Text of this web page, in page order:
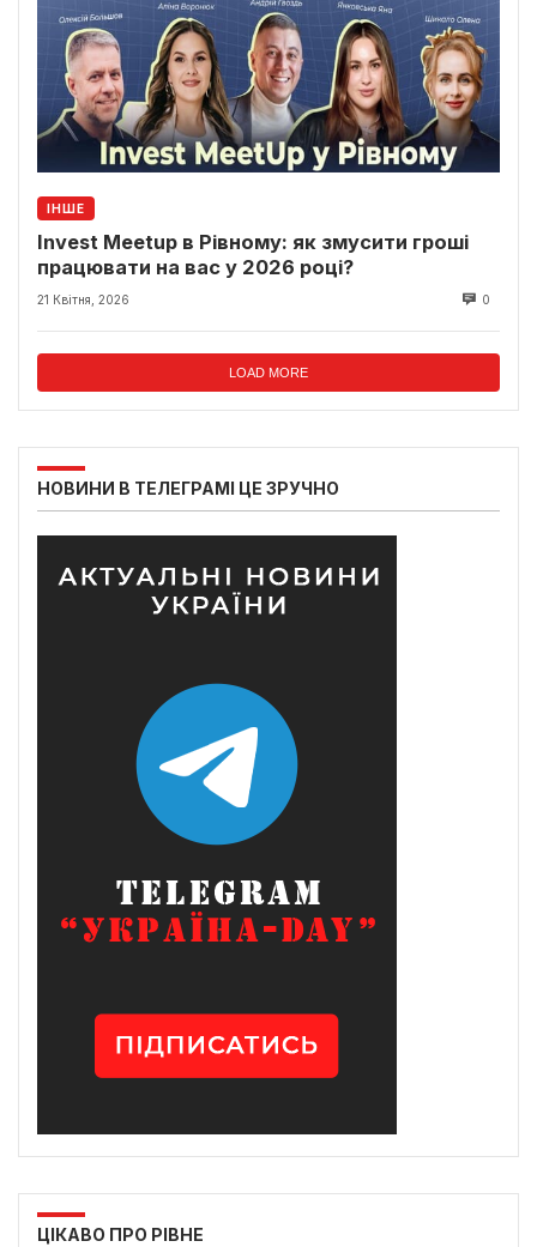
ІНШЕ
Invest Meetup в Рівному: як змусити гроші
працювати на вас у 2026 році?
21 Квітня, 2026 0
LOAD MORE
НОВИНИ В ТЕЛЕГРАМІ ЦЕ ЗРУЧНО
ЦІКАВО ПРО РІВНЕ